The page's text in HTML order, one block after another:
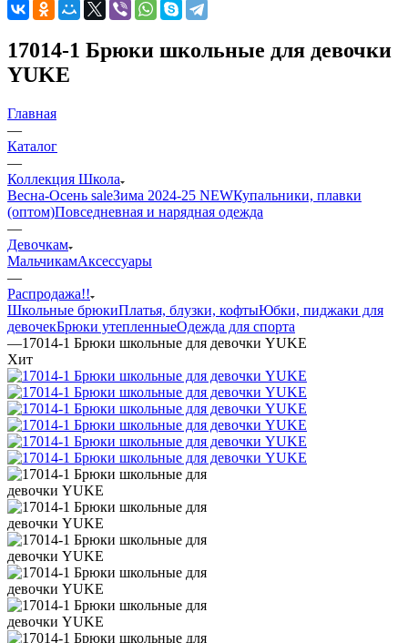
17014-1 Брюки школьные для девочки
YUKE
Главная
—
Каталог
—
Коллекция Школа
Весна-Осень saleЗима 2024-25 NEWКупальники, плавки
(оптом)Повседневная и нарядная одежда
—
Девочкам
МальчикамАксессуары
—
Распродажа!!
Школьные брюкиПлатья, блузки, кофтыЮбки, пиджаки для
девочекБрюки утепленныеОдежда для спорта
—17014-1 Брюки школьные для девочки YUKE
Хит